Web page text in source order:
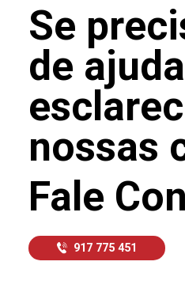
Se
de
nossas
Fale
917 775 451